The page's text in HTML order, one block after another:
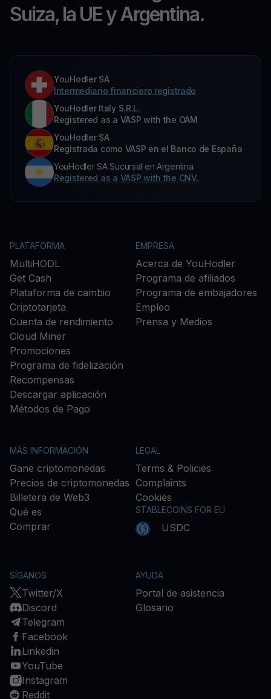
Suiza, la UE y Argentina.
YouHodler SA
Intermediario financiero registrado
YouHodler Italy S.R.L.
Registered as a VASP with the OAM
YouHodler SA
Registrada como VASP en el Banco de España
YouHodler SA Sucursal en Argentina.
Registered as a VASP with the CNV.
PLATAFORMA
MultiHODL
Get Cash
Plataforma de cambio
Criptotarjeta
Cuenta de rendimiento
Cloud Miner
Promociones
Programa de fidelización
Recompensas
Descargar aplicación
Métodos de Pago
EMPRESA
Acerca de YouHodler
Programa de afiliados
Programa de embajadores
Empleo
Prensa y Medios
MÁS INFORMACIÓN
Gane criptomonedas
Precios de criptomonedas
Billetera de Web3
Qué es
Comprar
LEGAL
Terms & Policies
Complaints
Cookies
STABLECOINS FOR EU
USDC
SÍGANOS
Twitter/X
Discord
Telegram
Facebook
Linkedin
YouTube
Instagram
Reddit
AYUDA
Portal de asistencia
Glosario